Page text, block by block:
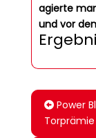
agierte
und vor
Power